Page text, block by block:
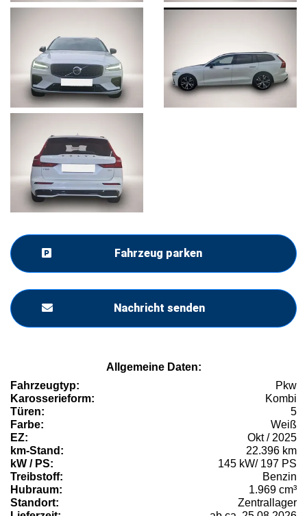
Fahrzeug parken
Nachricht senden
Allgemeine Daten:
Fahrzeugtyp:
Pkw
Karosserieform:
Kombi
Türen:
5
Farbe:
Weiß
EZ:
Okt / 2025
km-Stand:
22.396 km
kW / PS:
145 kW/ 197 PS
Treibstoff:
Benzin
Hubraum:
1.969 cm³
Standort:
Zentrallager